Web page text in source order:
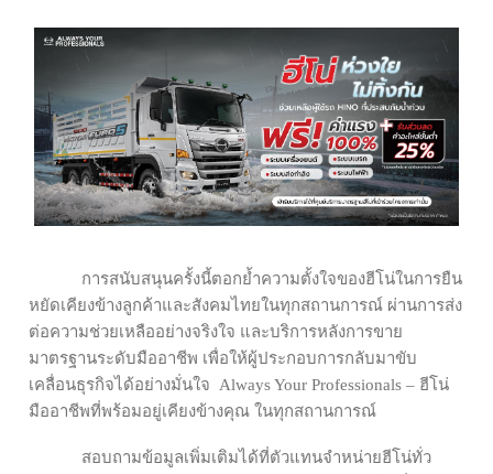
การสนับสนุนครั้งนี้ตอกย้ำความตั้งใจของฮีโน่ในการยืน
หยัดเคียงข้างลูกค้าและสังคมไทยในทุกสถานการณ์ ผ่านการส่ง
ต่อความช่วยเหลืออย่างจริงใจ และบริการหลังการขาย
มาตรฐานระดับมืออาชีพ เพื่อให้ผู้ประกอบการกลับมาขับ
เคลื่อนธุรกิจได้อย่างมั่นใจ
Always Your Professionals – ฮีโน่
มืออาชีพที่พร้อมอยู่เคียงข้างคุณ ในทุกสถานการณ์
สอบถามข้อมูลเพิ่มเติมได้ที่ตัวแทนจำหน่ายฮีโน่ทั่ว